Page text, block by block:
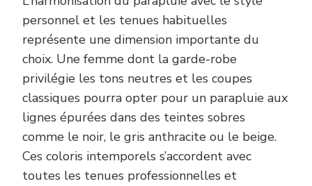
personnel et les tenues habituelles
représente une dimension importante du
choix. Une femme dont la garde-robe
privilégie les tons neutres et les coupes
classiques pourra opter pour un parapluie aux
lignes épurées dans des teintes sobres
comme le noir, le gris anthracite ou le beige.
Ces coloris intemporels s’accordent avec
toutes les tenues professionnelles et